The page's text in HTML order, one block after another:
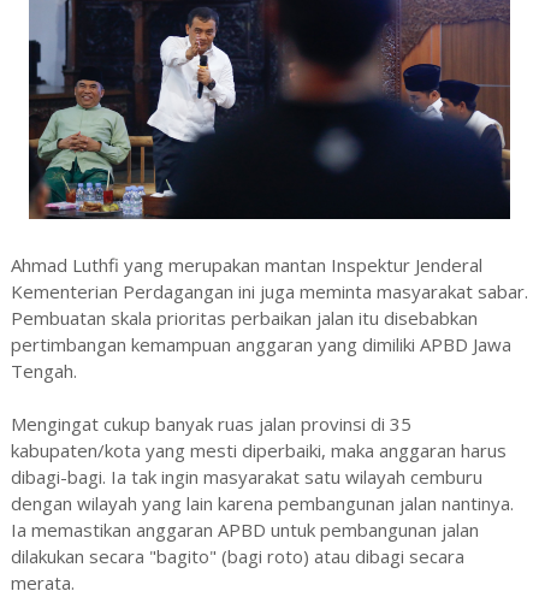
Ahmad Luthfi yang merupakan mantan Inspektur Jenderal
Kementerian Perdagangan ini juga meminta masyarakat sabar.
Pembuatan skala prioritas perbaikan jalan itu disebabkan
pertimbangan kemampuan anggaran yang dimiliki APBD Jawa
Tengah.
Mengingat cukup banyak ruas jalan provinsi di 35
kabupaten/kota yang mesti diperbaiki, maka anggaran harus
dibagi-bagi. Ia tak ingin masyarakat satu wilayah cemburu
dengan wilayah yang lain karena pembangunan jalan nantinya.
Ia memastikan anggaran APBD untuk pembangunan jalan
dilakukan secara "bagito" (bagi roto) atau dibagi secara
merata.